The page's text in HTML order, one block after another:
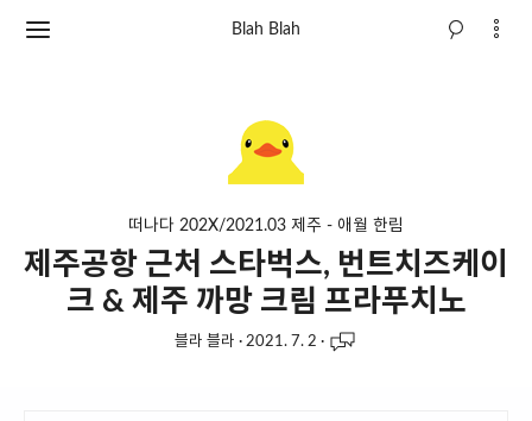
Blah Blah
떠나다 202X/2021.03 제주 - 애월 한림
제주공항 근처 스타벅스, 번트치즈케이
크 & 제주 까망 크림 프라푸치노
블라 블라 · 2021. 7. 2 ·